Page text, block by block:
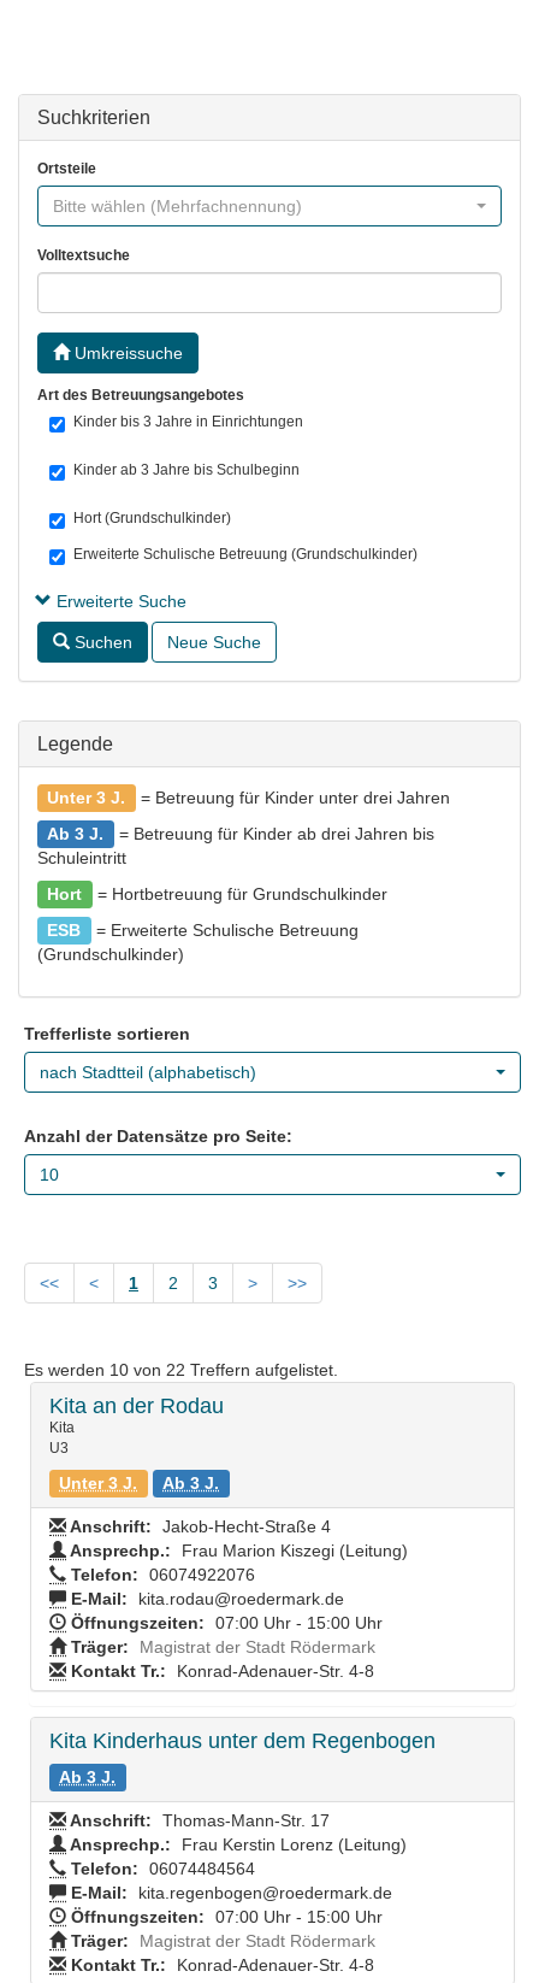
Suchkriterien
Ortsteile
Bitte wählen (Mehrfachnennung)
Volltextsuche
Umkreissuche
Art des Betreuungsangebotes
Kinder bis 3 Jahre in Einrichtungen
Kinder ab 3 Jahre bis Schulbeginn
Hort (Grundschulkinder)
Erweiterte Schulische Betreuung (Grundschulkinder)
Erweiterte Suche
Suchen Neue Suche
Legende
Unter 3 J.
= Betreuung für Kinder unter drei Jahren
Ab 3 J.
= Betreuung für Kinder ab drei Jahren bis
Schuleintritt
Hort
= Hortbetreuung für Grundschulkinder
ESB
= Erweiterte Schulische Betreuung
(Grundschulkinder)
Trefferliste sortieren
nach Stadtteil (alphabetisch)
Anzahl der Datensätze pro Seite:
10
<< < 1 2 3 > >>
Es werden 10 von 22 Treffern aufgelistet.
Kita an der Rodau
Kita
U3
Unter 3 J. Ab 3 J.
Anschrift:
Jakob-Hecht-Straße 4
Ansprechp.:
Frau Marion Kiszegi (Leitung)
Telefon:
06074922076
E-Mail:
kita.rodau@roedermark.de
Öffnungszeiten:
07:00 Uhr - 15:00 Uhr
Träger:
Magistrat der Stadt Rödermark
Kontakt Tr.:
Konrad-Adenauer-Str. 4-8
Kita Kinderhaus unter dem Regenbogen
Ab 3 J.
Anschrift:
Thomas-Mann-Str. 17
Ansprechp.:
Frau Kerstin Lorenz (Leitung)
Telefon:
06074484564
E-Mail:
kita.regenbogen@roedermark.de
Öffnungszeiten:
07:00 Uhr - 15:00 Uhr
Träger:
Magistrat der Stadt Rödermark
Kontakt Tr.:
Konrad-Adenauer-Str. 4-8